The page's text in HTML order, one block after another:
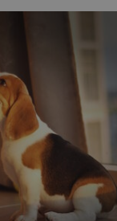
naší
Berana,
a neutuchající elán.